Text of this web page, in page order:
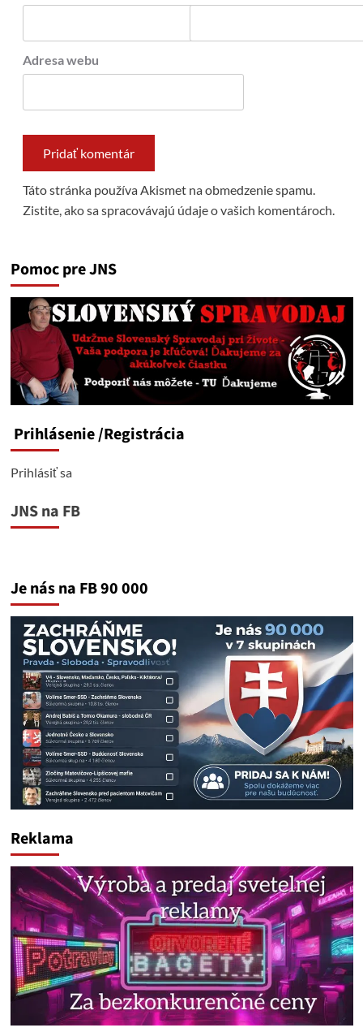
Adresa webu
Táto stránka používa Akismet na obmedzenie spamu.
Zistite, ako sa spracovávajú údaje o vašich komentároch.
Pomoc pre JNS
Prihlásenie/Registrácia
Prihlásiť sa
JNS na FB
Je nás na FB 90 000
Reklama